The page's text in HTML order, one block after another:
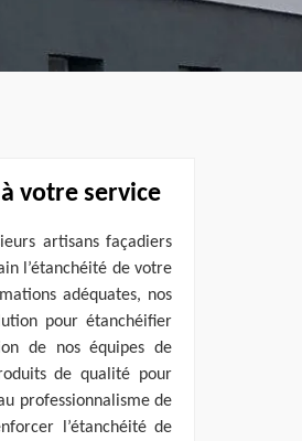
votre service
artisans façadiers
l’étanchéité de votre
adéquates, nos
pour étanchéifier
de nos équipes de
de qualité pour
professionnalisme de
l’étanchéité de